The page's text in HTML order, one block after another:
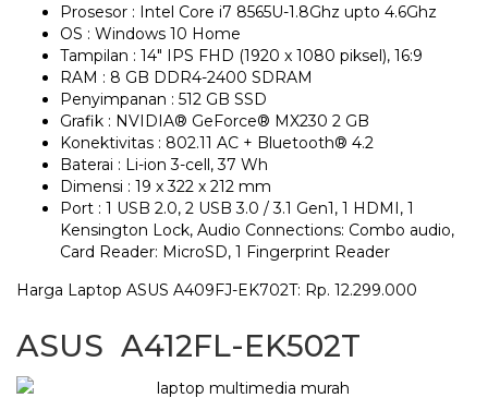
Prosesor : Intel Core i7 8565U-1.8Ghz upto 4.6Ghz
OS : Windows 10 Home
Tampilan : 14″ IPS FHD (1920 x 1080 piksel), 16:9
RAM : 8 GB DDR4-2400 SDRAM
Penyimpanan : 512 GB SSD
Grafik : NVIDIA® GeForce® MX230 2 GB
Konektivitas : 802.11 AC + Bluetooth® 4.2
Baterai : Li-ion 3-cell, 37 Wh
Dimensi : 19 x 322 x 212 mm
Port : 1 USB 2.0, 2 USB 3.0 / 3.1 Gen1, 1 HDMI, 1
Kensington Lock, Audio Connections: Combo audio,
Card Reader: MicroSD, 1 Fingerprint Reader
Harga Laptop ASUS A409FJ-EK702T: Rp. 12.299.000
ASUS A412FL-EK502T